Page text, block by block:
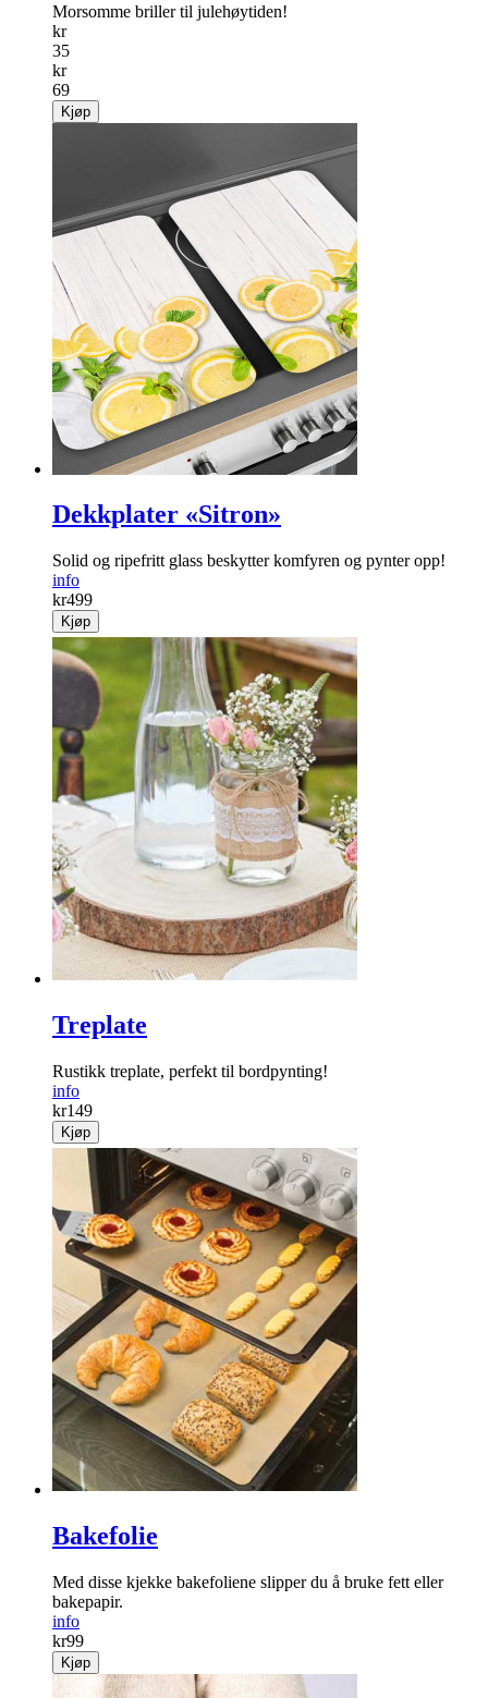
Morsomme briller til julehøytiden!
kr
35
kr
69
Kjøp
Dekkplater «Sitron»
Solid og ripefritt glass beskytter komfyren og pynter opp!
info
kr499
Kjøp
Treplate
Rustikk treplate, perfekt til bordpynting!
info
kr149
Kjøp
Bakefolie
Med disse kjekke bake­foliene slipper du å bruke fett eller
bakepapir.
info
kr99
Kjøp